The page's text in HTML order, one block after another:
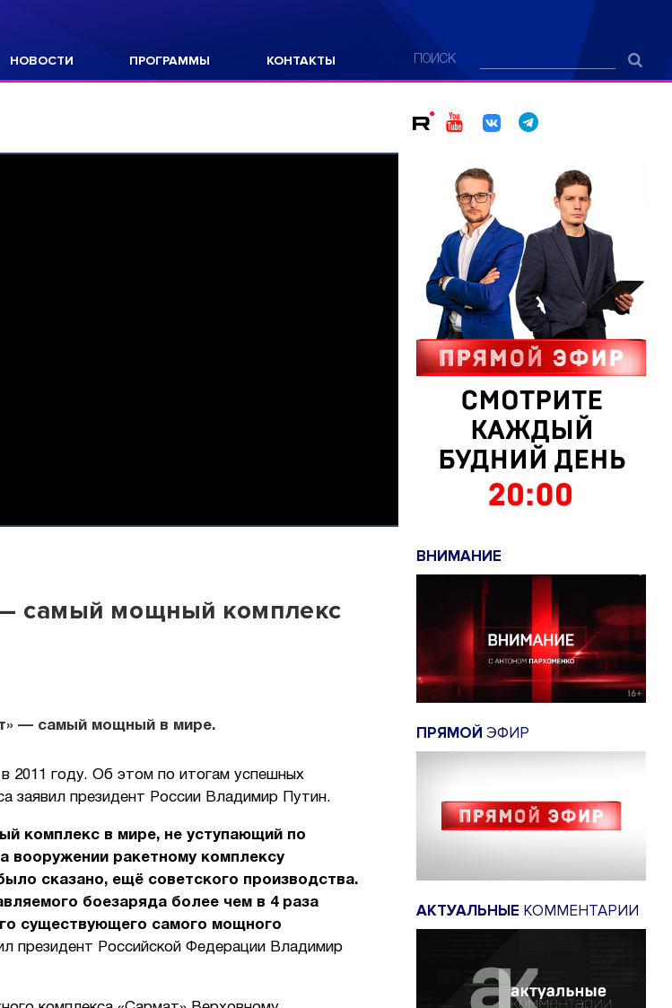
НОВОСТИ ПРОГРАММЫ КОНТАКТЫ ПОИСК
самый мощный комплекс
— самый мощный в мире.
2011 году. Об этом по итогам успешных
заявил президент России Владимир Путин.
комплекс в мире, не уступающий по
вооружении ракетному комплексу
сказано, ещё советского производства.
боезаряда более чем в 4 раза
существующего самого мощного
президент Российской Федерации Владимир
ВНИМАНИЕ
ПРЯМОЙ ЭФИР
АКТУАЛЬНЫЕ КОММЕНТАРИИ